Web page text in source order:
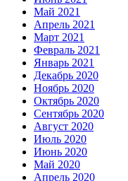
Май 2021
Апрель 2021
Март 2021
Февраль 2021
Январь 2021
Декабрь 2020
Ноябрь 2020
Октябрь 2020
Сентябрь 2020
Август 2020
Июль 2020
Июнь 2020
Май 2020
Апрель 2020